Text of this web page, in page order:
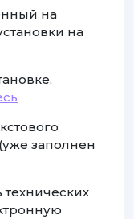
на
на
заполнен